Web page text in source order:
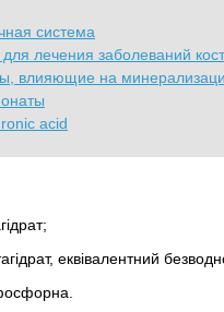
система
лечения заболеваний
влияющие на
acid
еквівалентний